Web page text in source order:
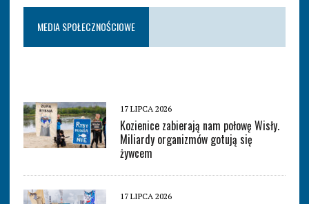
MEDIA SPOŁECZNOŚCIOWE
17 LIPCA 2026
Kozienice zabierają nam połowę Wisły.
Miliardy organizmów gotują się
żywcem
17 LIPCA 2026